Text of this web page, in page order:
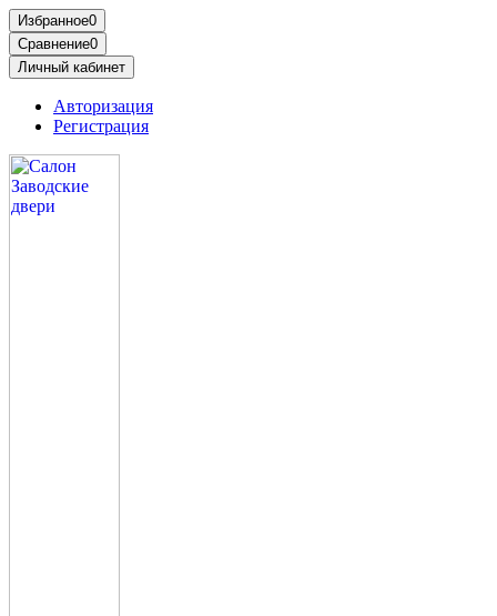
Избранное0
Сравнение0
Личный кабинет
Авторизация
Регистрация